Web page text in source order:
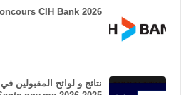
CIH Bank 2026
نتائج و لوائح المقبولين